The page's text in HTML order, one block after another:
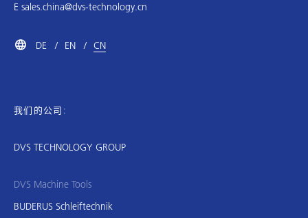
E sales.china@dvs-technology.cn
DE EN CN
我们的公司:
DVS TECHNOLOGY GROUP
DVS Machine Tools
BUDERUS Schleiftechnik